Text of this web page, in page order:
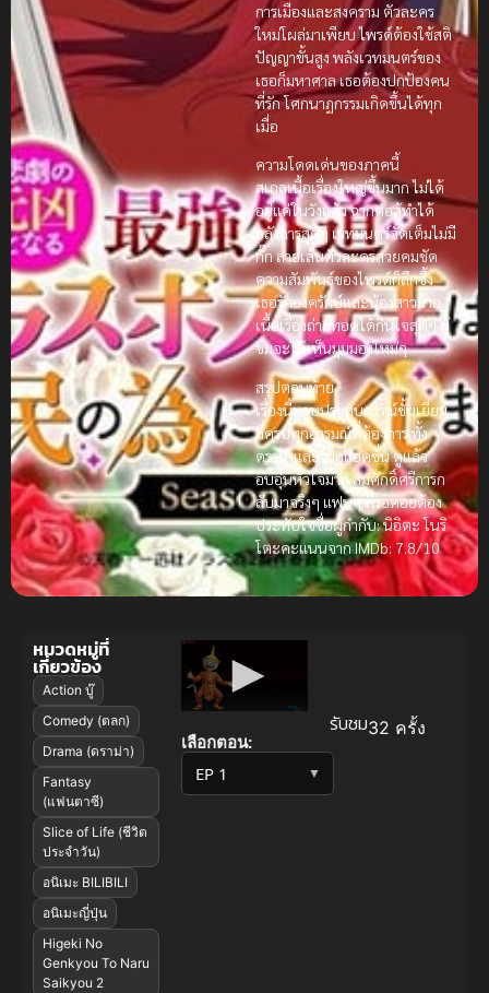
การเมืองและสงคราม ตัวละคร
ใหม่โผล่มาเพียบ ไพรด์ต้องใช้สติ
ปัญญาขั้นสูง พลังเวทมนตร์ของ
เธอก็มหาศาล เธอต้องปกป้องคน
ที่รัก โศกนาฏกรรมเกิดขึ้นได้ทุก
เมื่อ
ความโดดเด่นของภาคนี้
สเกลเนื้อเรื่องใหญ่ขึ้นมาก ไม่ได้
อยู่แค่ในวังแล้ว ฉากต่อสู้ทำได้
อลังการสุดๆ เวทมนตร์จัดเต็มไม่มี
กั๊ก ลายเส้นตัวละครสวยคมชัด
ความสัมพันธ์ของไพรด์ก็ลึกซึ้ง
เธอรักองครักษ์และน้องสาวมาก
เนื้อเรื่องถ่ายทอดได้กินใจสุดๆ ผู้
ชมจะได้เห็นมุมมองใหม่ๆ
สรุปตอนท้าย
เรื่องนี้มอบประสบการณ์ชั้นเยี่ยม
มีครบทุกอารมณ์ที่ต้องการ ทั้ง
ดราม่าและฉากแอคชั่น ดูแล้ว
อบอุ่นหัวใจมาก สมศักดิ์ศรีการก
ลับมาจริงๆ แฟนๆ ที่รอคอยต้อง
ประทับใจชื่อผู้กำกับ: นิอิตะ โนริ
โตะคะแนนจาก IMDb: 7.8/10
เลือกตอน:
▼
รับชม32 ครั้ง
หมวดหมู่ที่
เกี่ยวข้อง
Action บู๊
Comedy (ตลก)
Drama (ดราม่า)
Fantasy
(แฟนตาซี)
Slice of Life (ชีวิต
ประจำวัน)
อนิเมะ BILIBILI
อนิเมะญี่ปุ่น
Higeki No
Genkyou To Naru
Saikyou 2